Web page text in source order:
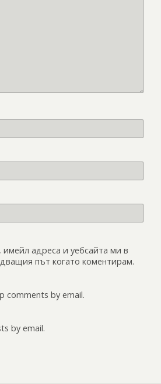
имейл адреса и уебсайта ми в
път когато коментирам.
comments by email.
by email.